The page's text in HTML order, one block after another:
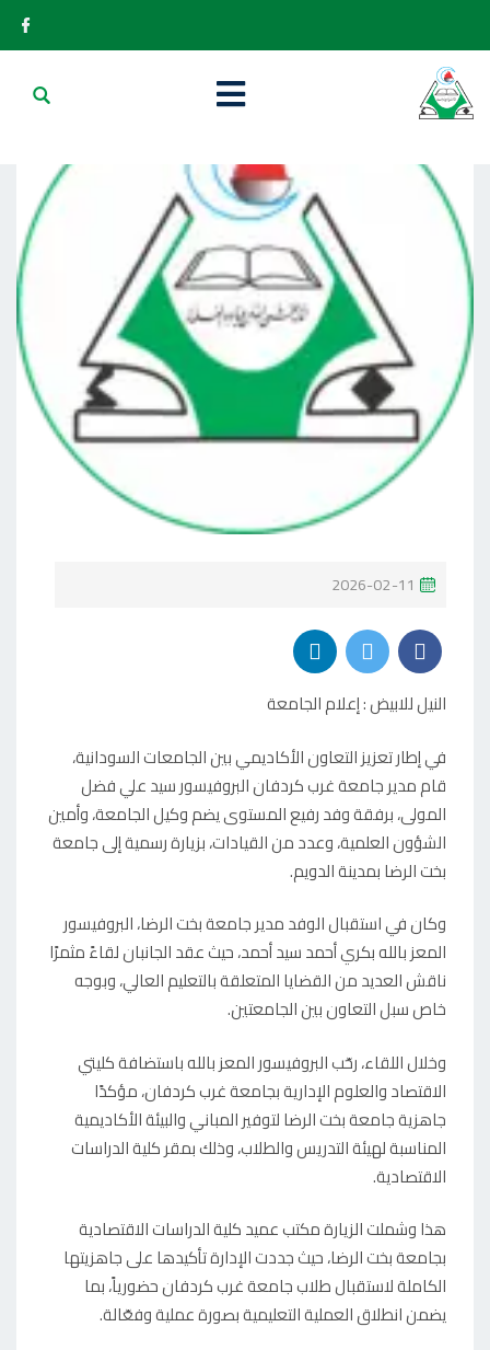
P
S
T
E
O
N
2026-02-11
النيل للابيض : إعلام الجامعة
في إطار تعزيز التعاون الأكاديمي بين الجامعات السودانية،
قام مدير جامعة غرب كردفان البروفيسور سيد علي فضل
المولى، برفقة وفد رفيع المستوى يضم وكيل الجامعة، وأمين
الشؤون العلمية، وعدد من القيادات، بزيارة رسمية إلى جامعة
بخت الرضا بمدينة الدويم.
وكان في استقبال الوفد مدير جامعة بخت الرضا، البروفيسور
المعز بالله بكري أحمد سيد أحمد، حيث عقد الجانبان لقاءً مثمرًا
ناقش العديد من القضايا المتعلقة بالتعليم العالي، وبوجه
خاص سبل التعاون بين الجامعتين.
وخلال اللقاء، رحّب البروفيسور المعز بالله باستضافة كليتي
الاقتصاد والعلوم الإدارية بجامعة غرب كردفان، مؤكدًا
جاهزية جامعة بخت الرضا لتوفير المباني والبيئة الأكاديمية
المناسبة لهيئة التدريس والطلاب، وذلك بمقر كلية الدراسات
الاقتصادية.
هذا وشملت الزيارة مكتب عميد كلية الدراسات الاقتصادية
بجامعة بخت الرضا، حيث جددت الإدارة تأكيدها على جاهزيتها
الكاملة لاستقبال طلاب جامعة غرب كردفان حضورياً، بما
يضمن انطلاق العملية التعليمية بصورة عملية وفعّالة.